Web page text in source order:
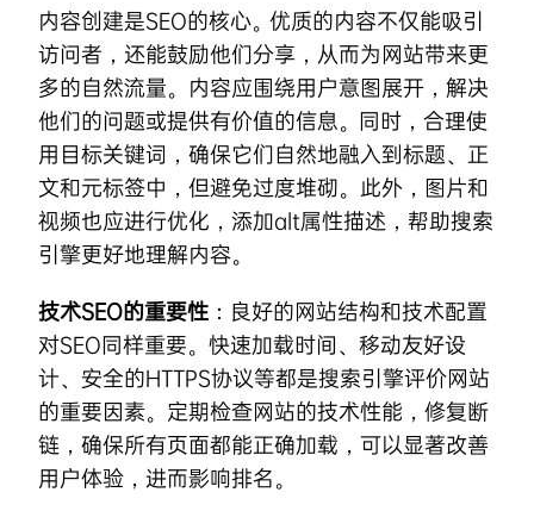
内容创建是SEO的核心。优质的内容不仅能吸引
访问者，还能鼓励他们分享，从而为网站带来更
多的自然流量。内容应围绕用户意图展开，解决
他们的问题或提供有价值的信息。同时，合理使
用目标关键词，确保它们自然地融入到标题、正
文和元标签中，但避免过度堆砌。此外，图片和
视频也应进行优化，添加alt属性描述，帮助搜索
引擎更好地理解内容。
技术SEO的重要性：良好的网站结构和技术配置
对SEO同样重要。快速加载时间、移动友好设
计、安全的HTTPS协议等都是搜索引擎评价网站
的重要因素。定期检查网站的技术性能，修复断
链，确保所有页面都能正确加载，可以显著改善
用户体验，进而影响排名。